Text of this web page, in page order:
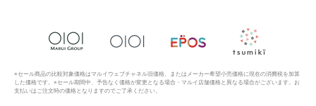
※セール商品の比較対象価格はマルイウェブチャネル旧価格、またはメーカー希望小売価格に現在の消費税を加算
した価格です。※セール期間中、予告なく価格が変更となる場合・マルイ店舗価格と異なる場合がございます。お
支払いはご注文時の価格となりますのでご了承ください。